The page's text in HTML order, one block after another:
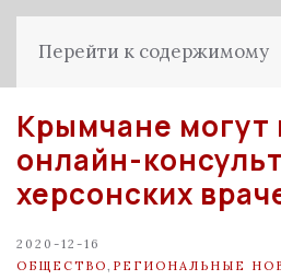
Перейти к содержимому
Крымчане могут
онлайн-
херсонских
2020-12-16
ОБЩЕСТВО РЕГИОНАЛЬНЫЕ